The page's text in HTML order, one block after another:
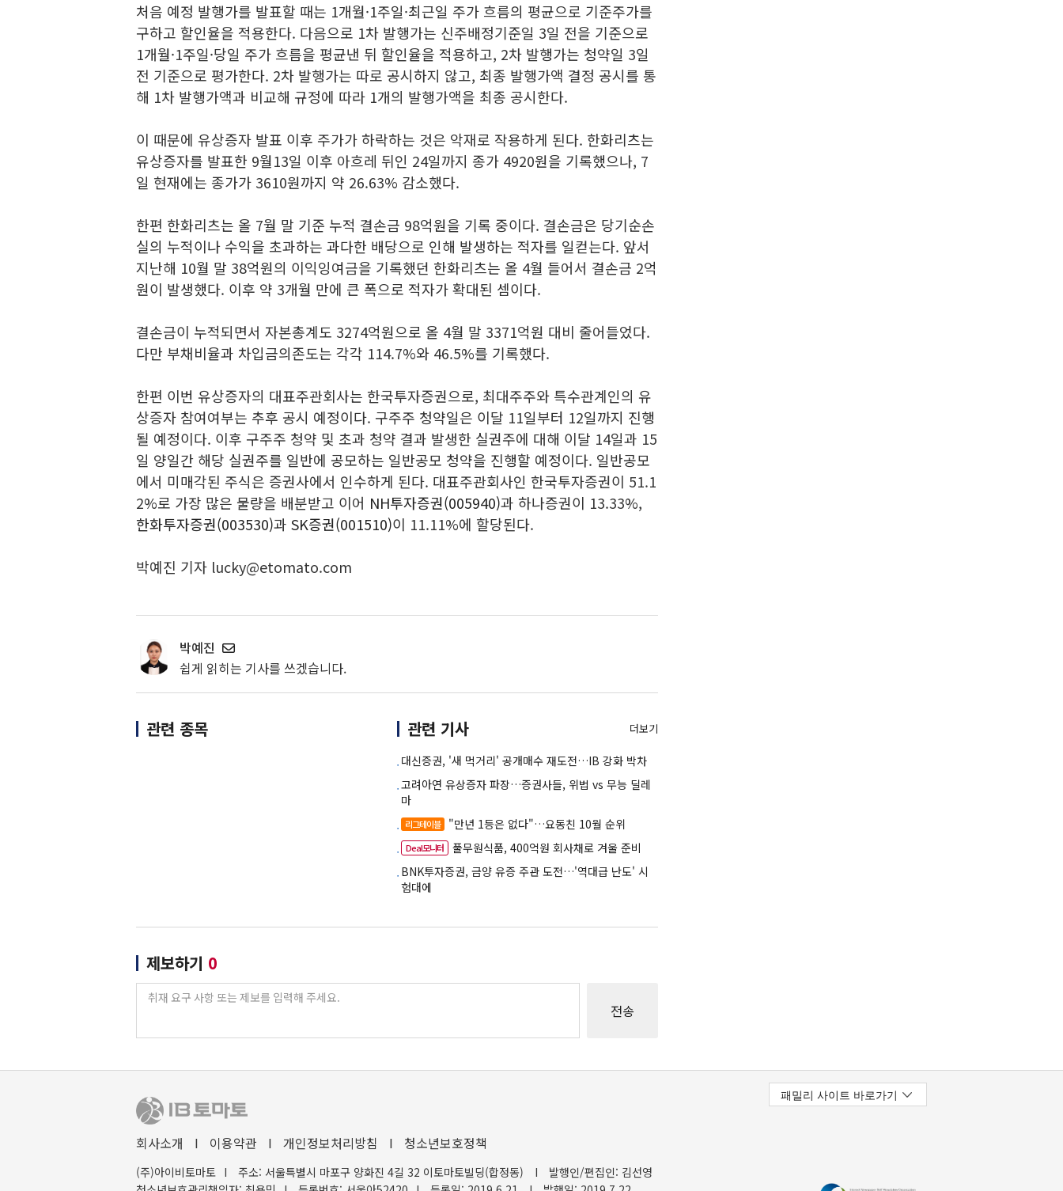
처음 예정 발행가를 발표할 때는 1개월·1주일·최근일 주가 흐름의 평균으로 기준주가를
구하고 할인율을 적용한다. 다음으로 1차 발행가는 신주배정기준일 3일 전을 기준으로
1개월·1주일·당일 주가 흐름을 평균낸 뒤 할인율을 적용하고, 2차 발행가는 청약일 3일
전 기준으로 평가한다. 2차 발행가는 따로 공시하지 않고, 최종 발행가액 결정 공시를 통
해 1차 발행가액과 비교해 규정에 따라 1개의 발행가액을 최종 공시한다.
이 때문에 유상증자 발표 이후 주가가 하락하는 것은 악재로 작용하게 된다. 한화리츠는
유상증자를 발표한 9월13일 이후 아흐레 뒤인 24일까지 종가 4920원을 기록했으나, 7
일 현재에는 종가가 3610원까지 약 26.63% 감소했다.
한편 한화리츠는 올 7월 말 기준 누적 결손금 98억원을 기록 중이다. 결손금은 당기순손
실의 누적이나 수익을 초과하는 과다한 배당으로 인해 발생하는 적자를 일컫는다. 앞서
지난해 10월 말 38억원의 이익잉여금을 기록했던 한화리츠는 올 4월 들어서 결손금 2억
원이 발생했다. 이후 약 3개월 만에 큰 폭으로 적자가 확대된 셈이다.
결손금이 누적되면서 자본총계도 3274억원으로 올 4월 말 3371억원 대비 줄어들었다.
다만 부채비율과 차입금의존도는 각각 114.7%와 46.5%를 기록했다.
한편 이번 유상증자의 대표주관회사는 한국투자증권으로, 최대주주와 특수관계인의 유
상증자 참여여부는 추후 공시 예정이다. 구주주 청약일은 이달 11일부터 12일까지 진행
될 예정이다. 이후 구주주 청약 및 초과 청약 결과 발생한 실권주에 대해 이달 14일과 15
일 양일간 해당 실권주를 일반에 공모하는 일반공모 청약을 진행할 예정이다. 일반공모
에서 미매각된 주식은 증권사에서 인수하게 된다. 대표주관회사인 한국투자증권이 51.1
2%로 가장 많은 물량을 배분받고 이어 NH투자증권(005940)과 하나증권이 13.33%,
한화투자증권(003530)과 SK증권(001510)이 11.11%에 할당된다.
박예진 기자 lucky@etomato.com
박예진
쉽게 읽히는 기사를 쓰겠습니다.
관련 종목 관련 기사 더보기
대신증권, '새 먹거리' 공개매수 재도전…IB 강화 박차
고려아연 유상증자 파장…증권사들, 위법 vs 무능 딜레
마
리그테이블 "만년 1등은 없다"…요동친 10월 순위
Deal모니터
풀무원식품, 400억원 회사채로 겨울 준비
BNK투자증권, 금양 유증 주관 도전…'역대급 난도' 시
험대에
제보하기 0
회사소개 I 이용약관 I 개인정보처리방침 I 청소년보호정책
(주)아이비토마토 I 주소: 서울특별시 마포구 양화진 4길 32 이토마토빌딩(합정동) I
발행인/편집인: 김선영